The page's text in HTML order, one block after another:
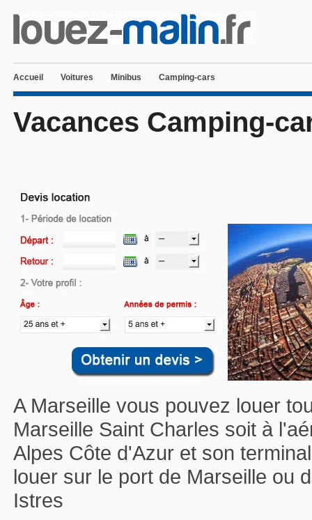
Accueil Voitures Minibus Camping-cars
Vacances Camping-
A Marseille vous pouvez louer
Marseille Saint Charles soit à
Alpes Côte d'Azur et son
louer sur le port de Marseille ou
Istres